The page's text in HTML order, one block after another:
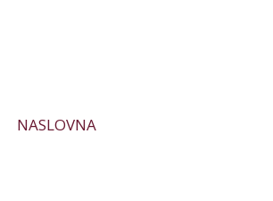
NASLOVNA